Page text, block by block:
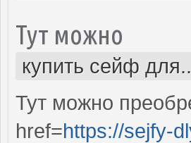
Тут можно
купить сейф
Тут можно
href=https://sejfy-